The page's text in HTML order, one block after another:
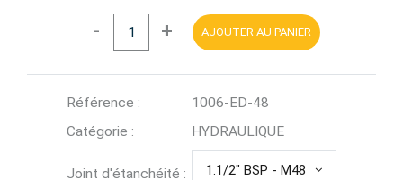
- + AJOUTER AU PANIER
Référence :
1006-ED-48
Catégorie :
HYDRAULIQUE
Joint d'étanchéité : 1.1/2" BSP - M48